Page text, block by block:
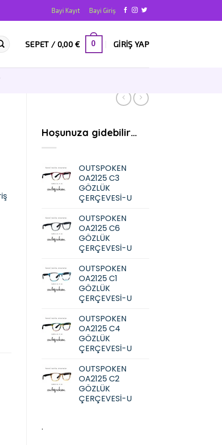
Bayi Kayıt Bayi Giriş
SEPET / 0,00€ 0 GIRIŞ YAP
Hoşunuza gidebilir…
OUTSPOKEN
OA2125 C3
GÖZLÜK
ÇERÇEVESİ-U
OUTSPOKEN
OA2125 C6
GÖZLÜK
ÇERÇEVESİ-U
OUTSPOKEN
OA2125 C1
GÖZLÜK
ÇERÇEVESİ-U
OUTSPOKEN
OA2125 C4
GÖZLÜK
ÇERÇEVESİ-U
OUTSPOKEN
OA2125 C2
GÖZLÜK
ÇERÇEVESİ-U
.